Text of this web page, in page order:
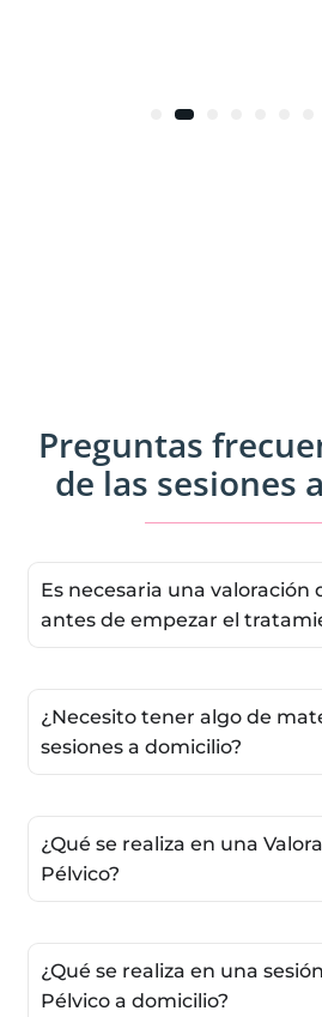
Preguntas
de las sesiones
Es necesaria una valoración
antes de empezar el
¿Necesito tener algo de
sesiones a domicilio?
¿Qué se realiza en una
Pélvico?
¿Qué se realiza en una
Pélvico a domicilio?